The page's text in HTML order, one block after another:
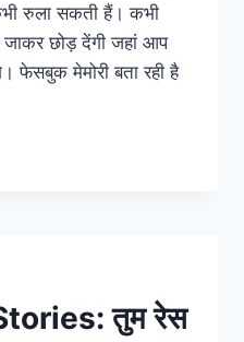
रुला सकती हैं। कभी
छोड़ देंगी जहां आप
फेसबुक मेमोरी बता रही है
तुम रेस